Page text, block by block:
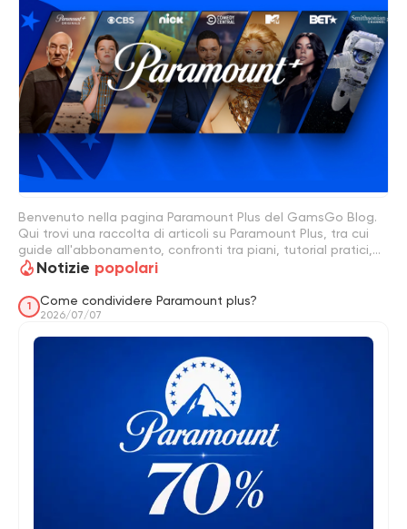
Benvenuto nella pagina Paramount Plus del GamsGo Blog.
Qui trovi una raccolta di articoli su Paramount Plus, tra cui
guide all'abbonamento, confronti tra piani, tutorial pratici,
suggerimenti per l'account, recensioni, ultime notizie e
Paramount Plus, confrontare i piani o decidere cosa
guardare dopo, questa pagina ti aiuta a esplorare tutto in
Notizie popolari
1 Come condividere Paramount plus?
2026/07/07